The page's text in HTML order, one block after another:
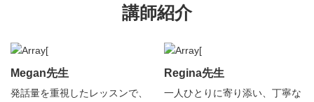
講師紹介
Megan先生
発話量を重視したレッスンで、
Regina先生
一人ひとりに寄り添い、丁寧な